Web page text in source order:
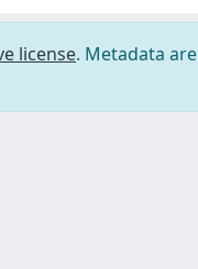
license. Metadata are